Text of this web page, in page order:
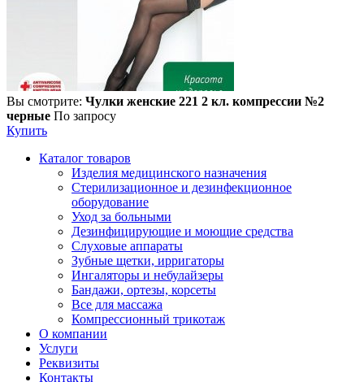
Вы смотрите: Чулки женские 221 2 кл. компрессии №2
черные По запросу
Купить
Каталог товаров
Изделия медицинского назначения
Стерилизационное и дезинфекционное
оборудование
Уход за больными
Дезинфицирующие и моющие средства
Слуховые аппараты
Зубные щетки, ирригаторы
Ингаляторы и небулайзеры
Бандажи, ортезы, корсеты
Все для массажа
Компрессионный трикотаж
О компании
Услуги
Реквизиты
Контакты